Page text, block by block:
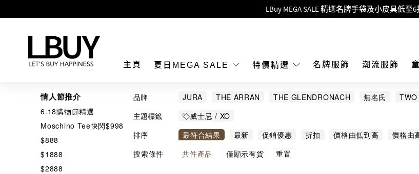
Goyard Hobo / Hobo Mini人氣限量特別版限時原價低
MOKO 1樓175號鋪旗艦店特設名牌Hermès、CHANEL
購物滿HKD500即享免運費！
LBuy MEGA SALE 精選名牌手袋及小皮具低至6
主頁 夏日MEGA SALE 特價精選 名牌服飾 潮流服飾
情人節推介
6.18購物節精選
Moschino Tee快閃$998
$888
$1888
$2888
品牌 JURA THE ARRAN THE GLENDRONACH 無名氏
REMY MARTIN XO
MOUNT GAY
主題標籤
威士忌 / XO
排序
最符合結果 最新 促銷優惠 折扣 價格由低到高 價格由
搜索條件
共件產品 僅顯示有貨 重置